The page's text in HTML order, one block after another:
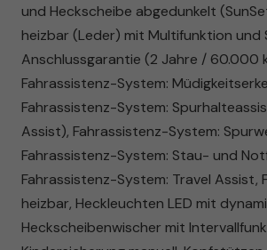
und Heckscheibe abgedunkelt
heizbar (Leder) mit Multifunktion und
Anschlussgarantie (2 Jahre / 60.000
Fahrassistenz-System:
Fahrassistenz-System:
Assist), Fahrassistenz-System:
Fahrassistenz-System: Stau- und
Fahrassistenz-System: Travel Assist,
heizbar, Heckleuchten LED mit
Heckscheibenwischer mit